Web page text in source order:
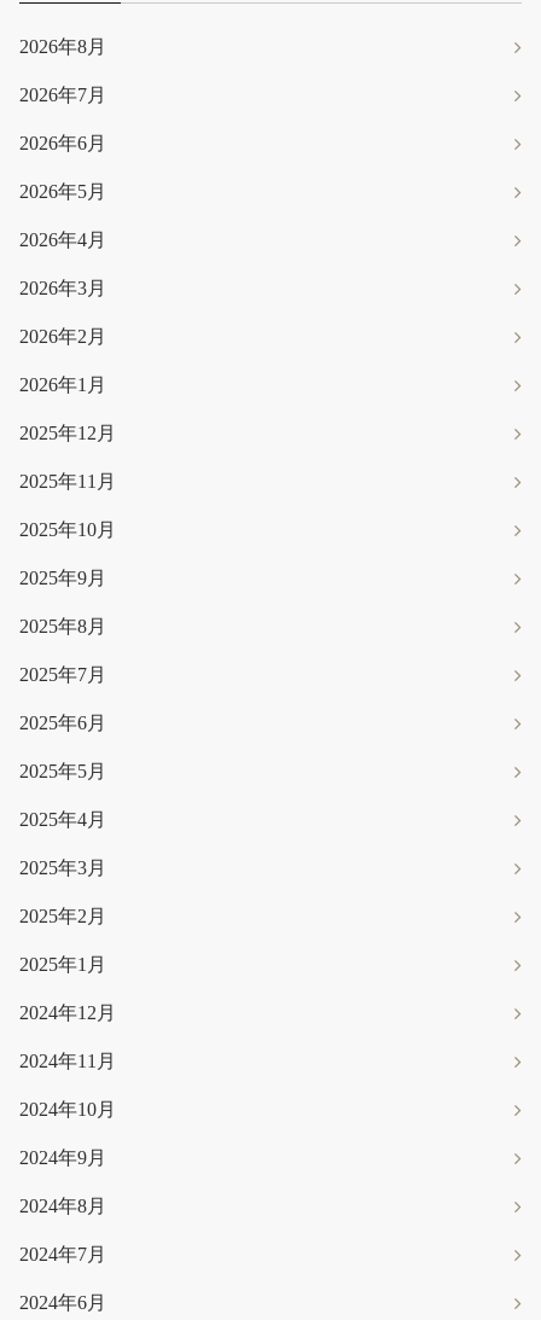
2026年8月
2026年7月
2026年6月
2026年5月
2026年4月
2026年3月
2026年2月
2026年1月
2025年12月
2025年11月
2025年10月
2025年9月
2025年8月
2025年7月
2025年6月
2025年5月
2025年4月
2025年3月
2025年2月
2025年1月
2024年12月
2024年11月
2024年10月
2024年9月
2024年8月
2024年7月
2024年6月